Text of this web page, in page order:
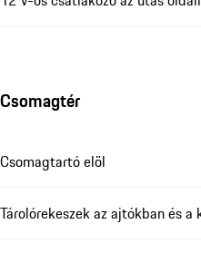
Csomagtér
Csomagtartó elöl
Tárolórekeszek az ajtókban és a